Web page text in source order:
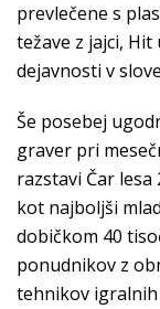
prevlečene s
težave z jajci,
dejavnosti v
Še posebej
graver pri
razstavi Čar
kot najboljši
dobičkom 40
ponudnikov z
tehnikov